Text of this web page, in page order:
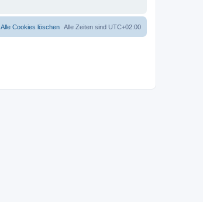
Alle Zeiten sind UTC+02:00
Alle Cookies löschen